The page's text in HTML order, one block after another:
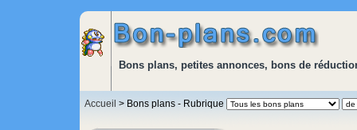
Bons plans, petites annonces, bons de
Accueil > Bons plans - Rubrique